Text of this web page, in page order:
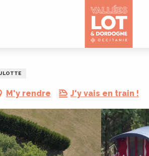
M'y rendre J'y vais en train !